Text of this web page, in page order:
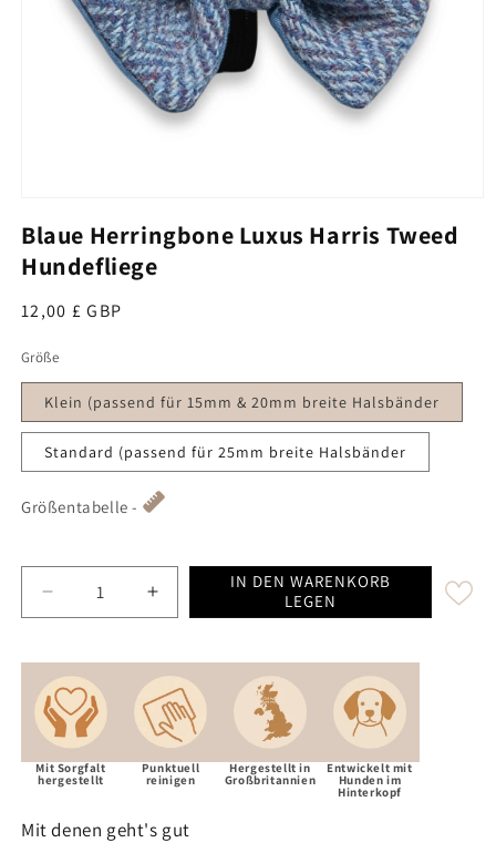
Blaue Herringbone Luxus Harris Tweed
Hundefliege
Normalpreis
12,00 £ GBP
Größe
Klein (passend für 15mm & 20mm breite Halsbänder
Standard (passend für 25mm breite Halsbänder
Größentabelle -
Decrease quantity for Blue Herringbone Luxury
Increase quantity for Blue Herringbone
IN DEN WARENKORB
LEGEN
Mit Sorgfalt
hergestellt
Punktuell
reinigen
Hergestellt in
Großbritannien
Entwickelt mit
Hunden im
Hinterkopf
Mit denen geht's gut